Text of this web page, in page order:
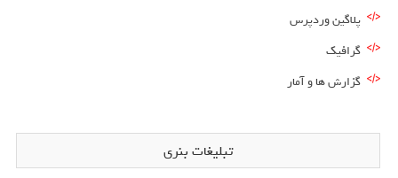
پلاگین وردپرس
گرافیک
گزارش ها و آمار
تبلیغات بنری